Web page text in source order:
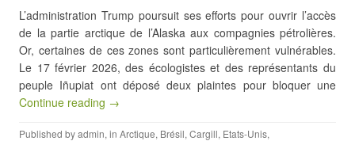
L’administration Trump poursuit ses efforts pour ouvrir l’accès
de la partie arctique de l’Alaska aux compagnies pétrolières.
Or, certaines de ces zones sont particulièrement vulnérables.
Le 17 février 2026, des écologistes et des représentants du
peuple Iñupiat ont déposé deux plaintes pour bloquer une
Continue reading →
Published byadmin, in Arctique, Brésil, Cargill, Etats-Unis,